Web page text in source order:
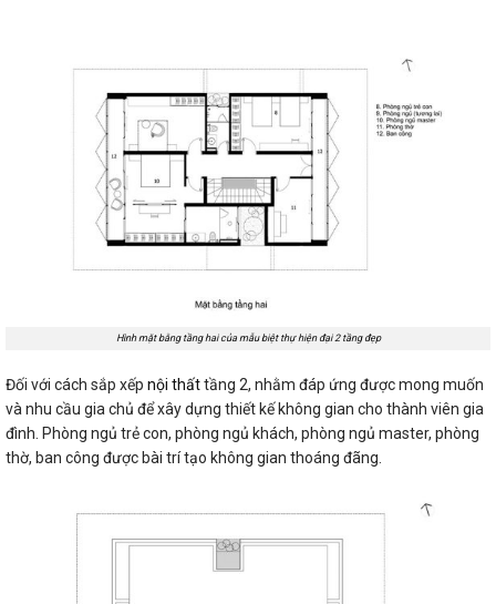
Hình mặt bằng tầng hai của mẫu biệt thự hiện đại 2 tầng đẹp
Đối với cách sắp xếp nội thấttầng 2, nhằm đáp ứng được mong muốn
và nhu cầu gia chủ để xây dựng thiết kế không gian cho thành viên gia
đình. Phòng ngủ trẻ con, phòng ngủ khách, phòng ngủ master, phòng
thờ, ban công được bài trí tạo không gian thoáng đãng.